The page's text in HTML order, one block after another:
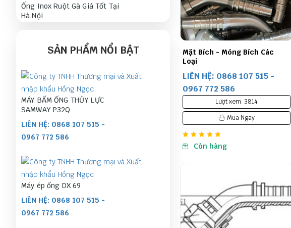
Mặt Bích - Móng Bích Các
Loại
LIÊN HỆ: 0868 107 515 -
0967 772 586
Lượt xem: 3814
Mua Ngay
Còn hàng
Ống Inox Ruột Gà Giá Tốt Tại
Hà Nội
0967 772 586
Máy bấm ống thuỷ lực DX68
LIÊN HỆ: 0868 107 515 -
0967 772 586
SẢN PHẨM NỔI BẬT
MÁY BẤM ỐNG THỦY LỰC
SAMWAY P32Q
LIÊN HỆ: 0868 107 515 -
0967 772 586
Máy ép ống DX 69
LIÊN HỆ: 0868 107 515 -
0967 772 586